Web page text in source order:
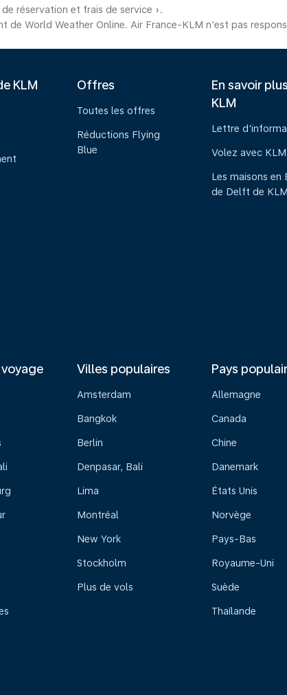
réservation et frais de service ».
de World Weather Online. Air France-KLM n'est pas
KLM Offres
Toutes les offres
Réductions Flying
Blue
En savoir
KLM
Lettre
Volez avec KLM
Les maisons en
de Delft de KLM
Villes populaires
Amsterdam
Bangkok
Berlin
Denpasar, Bali
Lima
Montréal
New York
Stockholm
Plus de vols
Pays
Allemagne
Canada
Chine
Danemark
États Unis
Norvège
Pays-Bas
Royaume-Uni
Suède
Thaïlande